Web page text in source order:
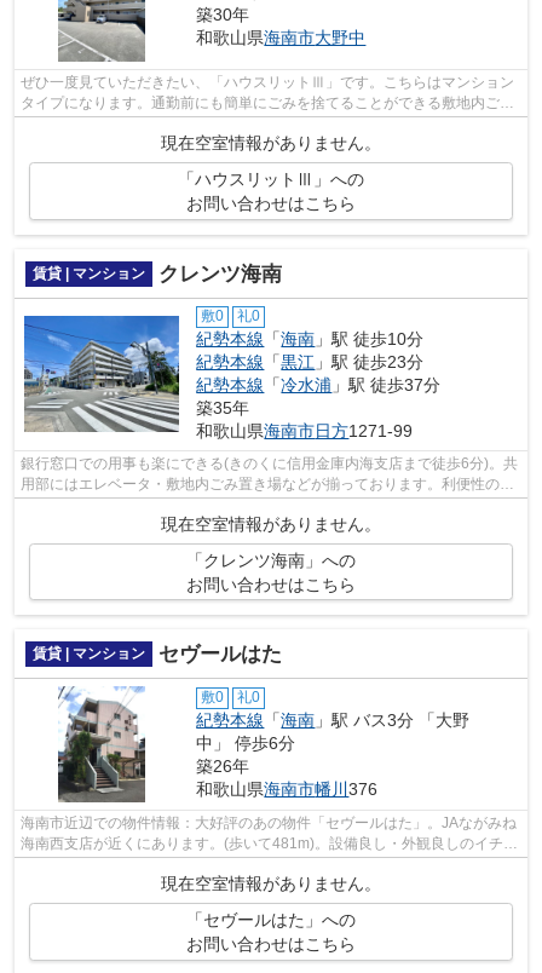
築30年
和歌山県海南市大野中
ぜひ一度見ていただきたい、「ハウスリットⅢ」です。こちらはマンション
タイプになります。通勤前にも簡単にごみを捨てることができる敷地内ごみ
現在空室情報がありません。
「ハウスリットⅢ」への
お問い合わせはこちら
賃貸 | マンション クレンツ海南
敷0 礼0
紀勢本線 「海南 」駅 徒歩10分
紀勢本線 「黒江 」駅 徒歩23分
紀勢本線 「冷水浦 」駅 徒歩37分
築35年
和歌山県海南市日方1271-99
銀行窓口での用事も楽にできる(きのくに信用金庫内海支店まで徒歩6分)。共
用部にはエレベータ・敷地内ごみ置き場などが揃っております。利便性の高
い徒歩10分の物件です。こちらの物件...
現在空室情報がありません。
「クレンツ海南」への
お問い合わせはこちら
賃貸 | マンション セヴールはた
敷0 礼0
紀勢本線 「海南 」駅 バス3分 「大野
中」 停歩6分
築26年
和歌山県海南市幡川376
海南市近辺での物件情報：大好評のあの物件「セヴールはた」。JAながみね
海南西支店が近くにあります。(歩いて481m)。設備良し・外観良しのイチオ
現在空室情報がありません。
「セヴールはた」への
お問い合わせはこちら